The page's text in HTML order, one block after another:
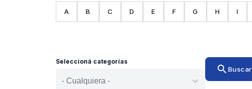
chevron_left
A B C D E F G H I
Seleccioná categorías
searchBuscar